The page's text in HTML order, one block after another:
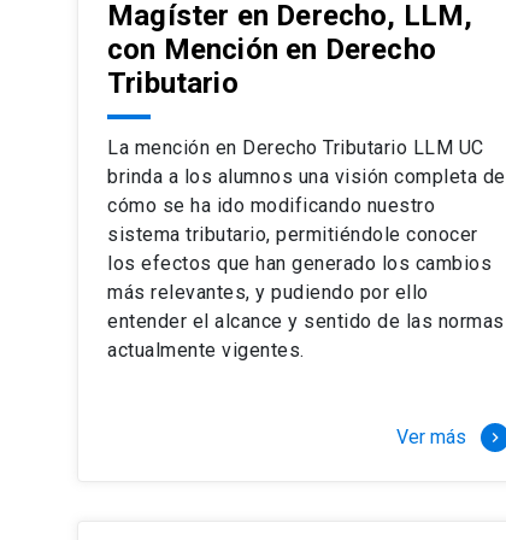
Magíster en Derecho, LLM,
con Mención en Derecho
Tributario
La mención en Derecho Tributario LLM UC
brinda a los alumnos una visión completa de
cómo se ha ido modificando nuestro
sistema tributario, permitiéndole conocer
los efectos que han generado los cambios
más relevantes, y pudiendo por ello
entender el alcance y sentido de las normas
actualmente vigentes.
Ver más keyboard_arrow_right